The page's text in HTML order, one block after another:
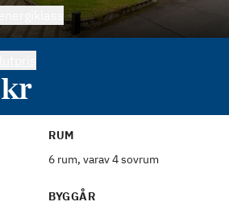
kr
RUM
6 rum, varav 4 sovrum
BYGGÅR